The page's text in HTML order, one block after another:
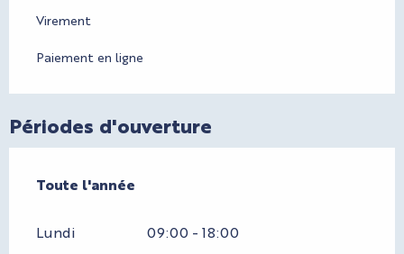
Virement
Paiement en ligne
Périodes d'ouverture
Toute l'année
Toute l'année
Lundi 09:00 - 18:00